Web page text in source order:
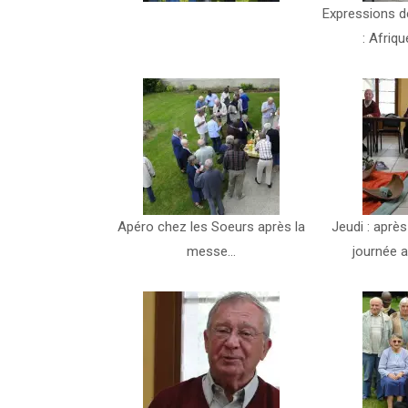
Expressions
:
Apéro chez les Soeurs après la
messe…
Jeudi :
journée